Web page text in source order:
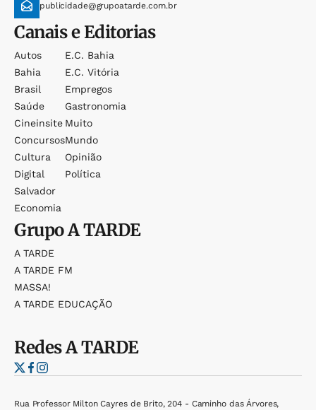
publicidade@grupoatarde.com.br
Canais e Editorias
Autos
Bahia
Brasil
Saúde
Cineinsite
Concursos
Cultura
Digital
Salvador
Economia
E.c. Bahia
E.c. Vitória
Empregos
Gastronomia
Muito
Mundo
Opinião
Política
GrupoA TARDE
A TARDE
A TARDE FM
MASSA!
A TARDE EDUCAÇÃO
RedesA TARDE
Rua Professor Milton Cayres de Brito, 204 - Caminho das Árvores,